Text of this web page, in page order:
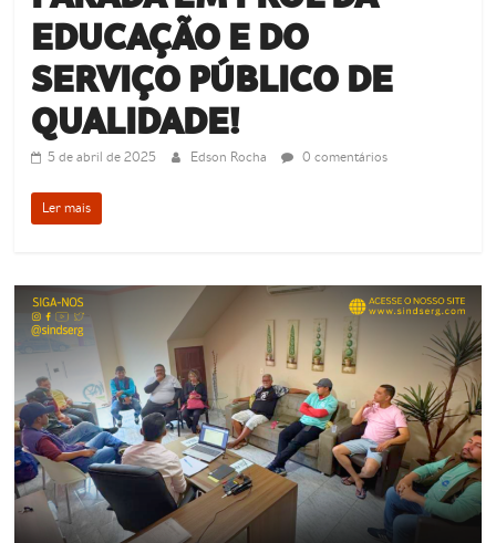
EDUCAÇÃO E DO
SERVIÇO PÚBLICO DE
QUALIDADE!
5 de abril de 2025 Edson Rocha 0 comentários
Ler mais